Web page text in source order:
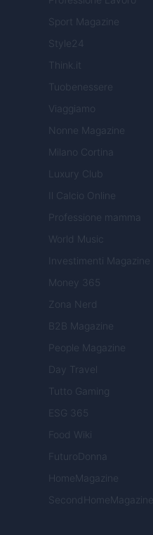
Sport Magazine
Style24
Think.it
Tuobenessere
Viaggiamo
Nonne Magazine
Milano Cortina
Luxury Club
Il Calcio Online
Professione mamma
World Music
Investimenti Magazine
Money 365
Zona Nerd
B2B Magazine
People Magazine
Day Travel
Tutto Gaming
ESG 365
Food Wiki
FuturoDonna
HomeMagazine
SecondHomeMagazine